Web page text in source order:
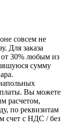
совсем не
Для заказа
от 30% любым из
сумму
Вы можете
расчетом,
по реквизитам
счет с НДС / без